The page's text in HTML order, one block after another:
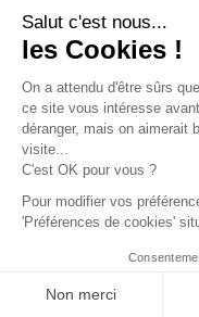
Pour les
Devenir un prestataire
Proposer mon aide aux
Les métiers sur Tafsquare
Nos tarifs
+32 (0)71 96 21 02
Qui sommes-nous ?
Salut c'est nous...
les Cookies !
On a attendu d'être sûrs
ce site vous intéresse
déranger, mais on aimerait
visite...
C'est OK pour vous ?
Pour modifier vos
'Préférences de cookies'
Non merci